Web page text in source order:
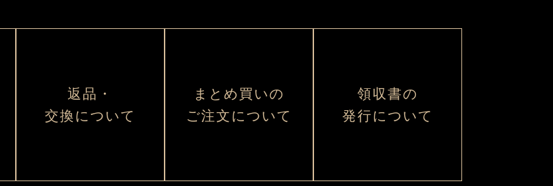
返品・
交換について
まとめ買いの
ご注文について
領収書の
発行について